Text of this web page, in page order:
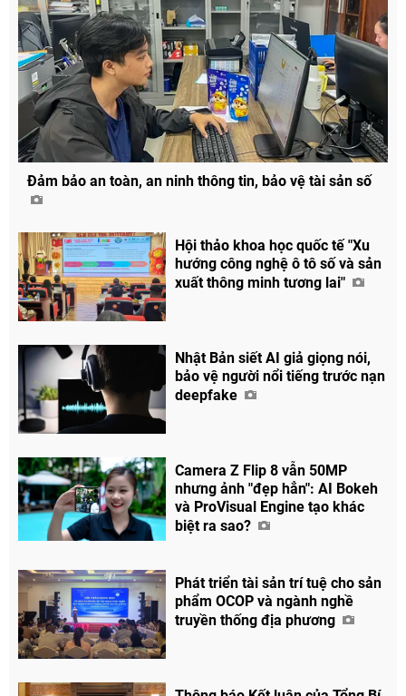
Đảm bảo an toàn, an ninh thông tin, bảo vệ tài sản số
Hội thảo khoa học quốc tế "Xu
hướng công nghệ ô tô số và sản
xuất thông minh tương lai"
Nhật Bản siết AI giả giọng nói,
bảo vệ người nổi tiếng trước nạn
deepfake
Camera Z Flip 8 vẫn 50MP
nhưng ảnh "đẹp hẳn": AI Bokeh
và ProVisual Engine tạo khác
biệt ra sao?
Phát triển tài sản trí tuệ cho sản
phẩm OCOP và ngành nghề
truyền thống địa phương